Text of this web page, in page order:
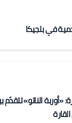
في بلجيكا
«أوربة الناتو»